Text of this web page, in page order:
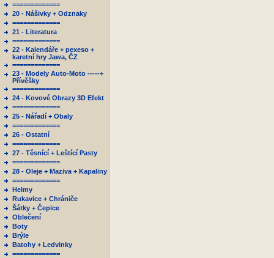
=============
20 - Nášivky + Odznaky
=============
21 - Literatura
=============
22 - Kalendáře + pexeso +
karetní hry Jawa, ČZ
=============
23 - Modely Auto-Moto -----+
Přívěšky
=============
24 - Kovové Obrazy 3D Efekt
=============
25 - Nářadí + Obaly
=============
26 - Ostatní
=============
27 - Těsnící + Leštící Pasty
=============
28 - Oleje + Maziva + Kapaliny
=============
Helmy
Rukavice + Chrániče
Šátky + Čepice
Oblečení
Boty
Brýle
Batohy + Ledvinky
=============